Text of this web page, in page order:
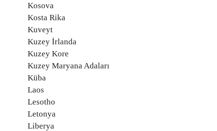
Kosova
Kosta Rika
Kuveyt
Kuzey İrlanda
Kuzey Kore
Kuzey Maryana Adaları
Küba
Laos
Lesotho
Letonya
Liberya